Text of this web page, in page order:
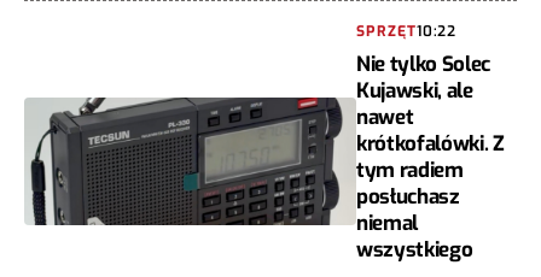
SPRZĘT10:22
Nie tylko Solec
Kujawski, ale
nawet
krótkofalówki. Z
tym radiem
posłuchasz
niemal
wszystkiego